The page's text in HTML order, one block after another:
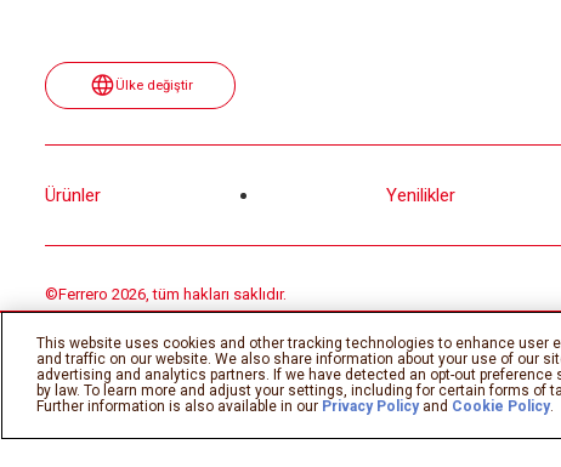
Ülke değiştir
Ürünler Yenilikler
©Ferrero 2026, tüm hakları saklıdır.
This website uses cookies and other tracking technologies to enhance user
and traffic on our website. We also share information about your use of our
advertising and analytics partners. If we have detected an opt-out
by law. To learn more and adjust your settings, including for certain forms of
Further information is also available in our Privacy Policyand Cookie Policy.